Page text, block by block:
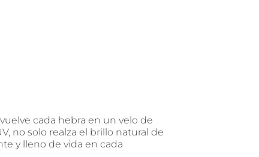
cada hebra en un velo de
no solo realza el brillo natural de
y lleno de vida en cada